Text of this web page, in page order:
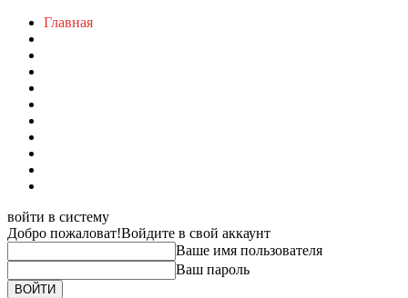
Главная
войти в систему
Добро пожаловат!Войдите в свой аккаунт
Ваше имя пользователя
Ваш пароль